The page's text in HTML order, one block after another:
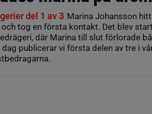
del 1 av 3 Marina Johansson
tog en första kontakt. Det blev
där Marina till slut förlorade
dag publicerar vi första delen av tre i